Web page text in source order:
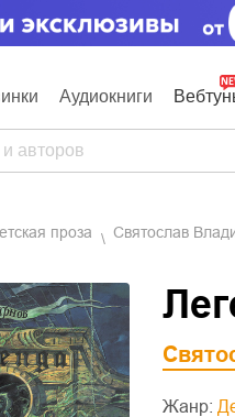
Аудиокниги
детская проза Святослав
Жанр: